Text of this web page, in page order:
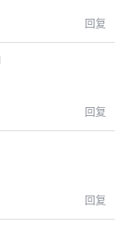
回复
回复
回复